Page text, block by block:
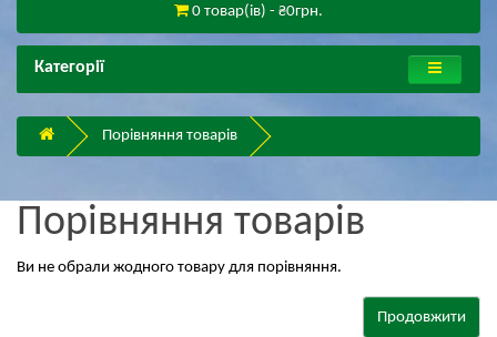
0 товар(ів) - ₴0грн.
Категорії
Порівняння товарів
Порівняння товарів
Ви не обрали жодного товару для порівняння.
Продовжити